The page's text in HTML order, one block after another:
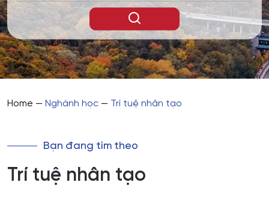
Home — Nghành học — Trí tuệ nhân tạo
Bạn đang tìm theo
Trí tuệ nhân tạo